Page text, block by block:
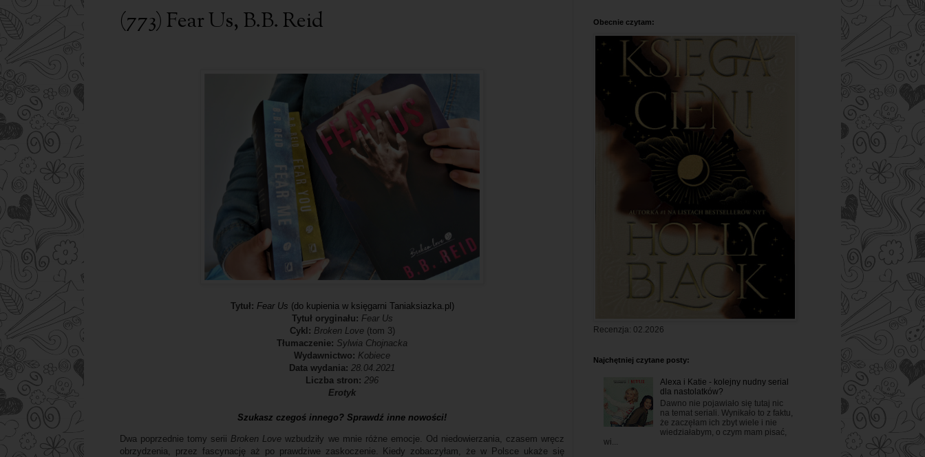
(773) Fear Us, B.B. Reid
Tytuł: Fear Us (do kupienia w księgarni Taniaksiazka.pl)
Tytuł oryginału: Fear Us
Cykl: Broken Love (tom 3)
Tłumaczenie: Sylwia Chojnacka
Wydawnictwo: Kobiece
Data wydania: 28.04.2021
Liczba stron: 296
Erotyk
Szukasz czegoś innego? Sprawdź inne nowości!
Dwa poprzednie tomy serii Broken Lovewzbudziły we mnie różne emocje. Od niedowierzania, czasem wręcz
obrzydzenia, przez fascynację aż po prawdziwe zaskoczenie. Kiedy zobaczyłam, że w Polsce ukaże się
Obecnie czytam:
Recenzja: 02.2026
Najchętniej czytane posty:
Alexa i Katie - kolejny nudny serial
dla nastolatków?
Dawno nie pojawiało się tutaj nic
na temat seriali. Wynikało to z faktu,
że zaczęłam ich zbyt wiele i nie
wiedziałabym, o czym mam pisać,
wi...